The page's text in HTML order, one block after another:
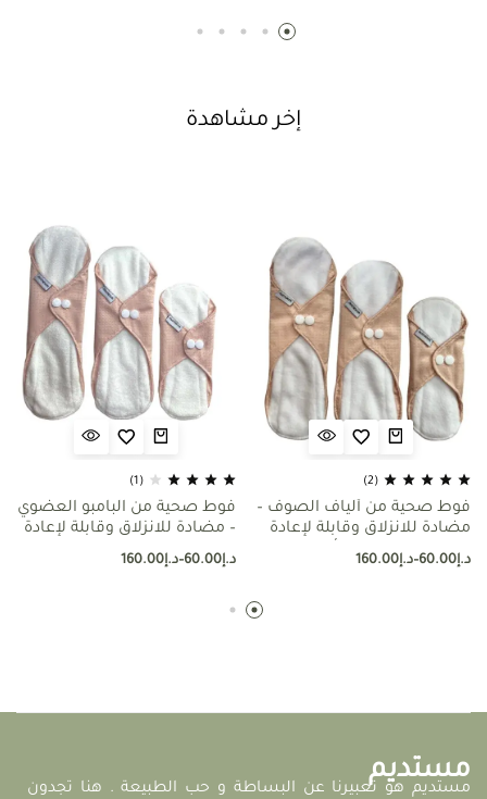
إخر مشاهدة
(2)
فوط صحية من ألياف الصوف –
مضادة للانزلاق وقابلة لإعادة
الاستخدام (غسيل أسهل)
د.إ60.00
–د.إ160.00
(1)
فوط صحية من البامبو العضوي
– مضادة للانزلاق وقابلة لإعادة
الاستخدام
د.إ60.00
–د.إ160.00
مستديم
مستديم هو تعبيرنا عن البساطة و حب الطبيعة . هنا تجدون